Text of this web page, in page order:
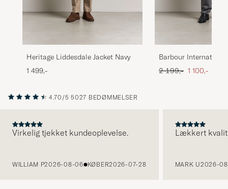
Heritage Liddesdale Jacket Navy
1 499,-
Barbour
Jacket Black
Ordinary pris
2 199,- Nedsat pris
1 100,-
4.70/5 5027 BEDØMMELSER
Virkelig tjekket kundeoplevelse.
WILLIAM P2026-08-06 KØBER2026-07-28
Lækkert
MARK U2026-